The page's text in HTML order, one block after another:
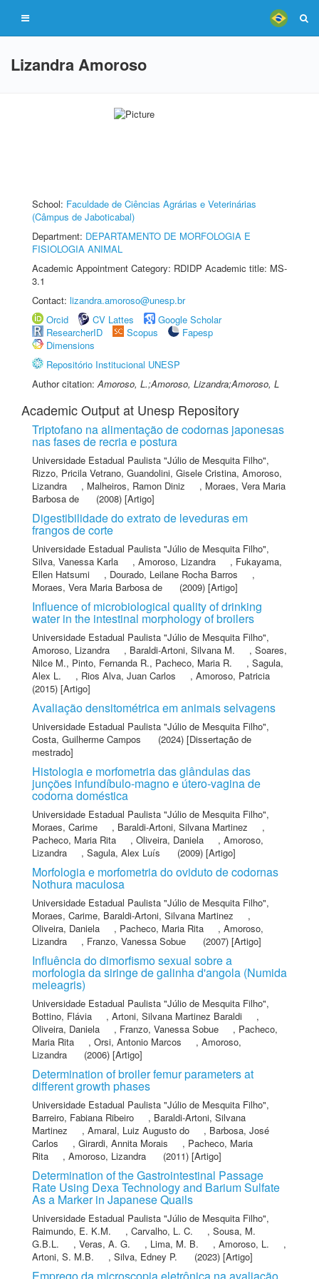
Lizandra Amoroso
School: Faculdade de Ciências Agrárias e Veterinárias
(Câmpus de Jaboticabal)
Department: DEPARTAMENTO DE MORFOLOGIA E
FISIOLOGIA ANIMAL
Academic Appointment Category: RDIDP Academic title: MS-
3.1
Contact: lizandra.amoroso@unesp.br
Orcid
CV Lattes
Google Scholar
ResearcherID
Scopus
Fapesp
Dimensions
Repositório Institucional UNESP
Author citation:Amoroso, L.;Amoroso, Lizandra;Amoroso, L
Academic Output at Unesp Repository
Triptofano na alimentação de codornas japonesas
nas fases de recria e postura
Universidade Estadual Paulista "Júlio de Mesquita Filho",
Rizzo, Pricila Vetrano, Guandolini, Gisele Cristina, Amoroso,
Lizandra
, Malheiros, Ramon Diniz , Moraes, Vera Maria
Barbosa de
(2008) [Artigo]
Digestibilidade do extrato de leveduras em
frangos de corte
Universidade Estadual Paulista "Júlio de Mesquita Filho",
Silva, Vanessa Karla
, Amoroso, Lizandra , Fukayama,
Ellen Hatsumi
, Dourado, Leilane Rocha Barros
,
Moraes, Vera Maria Barbosa de
(2009) [Artigo]
Influence of microbiological quality of drinking
water in the intestinal morphology of broilers
Universidade Estadual Paulista "Júlio de Mesquita Filho",
Amoroso, Lizandra
, Baraldi-Artoni, Silvana M. , Soares,
Nilce M., Pinto, Fernanda R., Pacheco, Maria R. , Sagula,
Alex L.
, Rios Alva, Juan Carlos , Amoroso, Patricia
(2015) [Artigo]
Avaliação densitométrica em animais selvagens
Universidade Estadual Paulista "Júlio de Mesquita Filho",
Costa, Guilherme Campos
(2024) [Dissertação de
mestrado]
Histologia e morfometria das glândulas das
junções infundíbulo-magno e útero-vagina de
codorna doméstica
Universidade Estadual Paulista "Júlio de Mesquita Filho",
Moraes, Carime
, Baraldi-Artoni, Silvana Martinez
,
Pacheco, Maria Rita
, Oliveira, Daniela , Amoroso,
Lizandra
, Sagula, Alex Luís (2009) [Artigo]
Morfologia e morfometria do oviduto de codornas
Nothura maculosa
Universidade Estadual Paulista "Júlio de Mesquita Filho",
Moraes, Carime, Baraldi-Artoni, Silvana Martinez
,
Oliveira, Daniela
, Pacheco, Maria Rita , Amoroso,
Lizandra
, Franzo, Vanessa Sobue (2007) [Artigo]
Influência do dimorfismo sexual sobre a
morfologia da siringe de galinha d'angola (Numida
meleagris)
Universidade Estadual Paulista "Júlio de Mesquita Filho",
Bottino, Flávia
, Artoni, Silvana Martinez Baraldi
,
Oliveira, Daniela
, Franzo, Vanessa Sobue , Pacheco,
Maria Rita
, Orsi, Antonio Marcos , Amoroso,
Lizandra
(2006) [Artigo]
Determination of broiler femur parameters at
different growth phases
Universidade Estadual Paulista "Júlio de Mesquita Filho",
Barreiro, Fabiana Ribeiro
, Baraldi-Artoni, Silvana
Martinez
, Amaral, Luiz Augusto do , Barbosa, José
Carlos
, Girardi, Annita Morais , Pacheco, Maria
Rita
, Amoroso, Lizandra (2011) [Artigo]
Determination of the Gastrointestinal Passage
Rate Using Dexa Technology and Barium Sulfate
As a Marker in Japanese Quails
Universidade Estadual Paulista "Júlio de Mesquita Filho",
Raimundo, E. K.M.
, Carvalho, L. C. , Sousa, M.
G.B.L.
, Veras, A. G. , Lima, M. B. , Amoroso, L.
,
Artoni, S. M.B.
, Silva, Edney P. (2023) [Artigo]